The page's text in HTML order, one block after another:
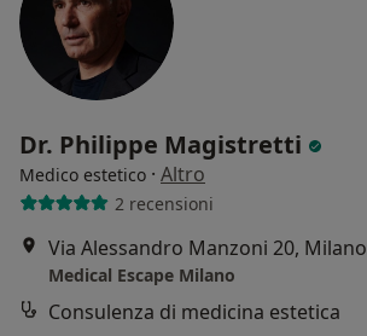
Dr. Philippe Magistretti
Medico estetico · Altro
2 recensioni
Via Alessandro Manzoni 20, Milano
Medical Escape Milano
Consulenza di medicina estetica